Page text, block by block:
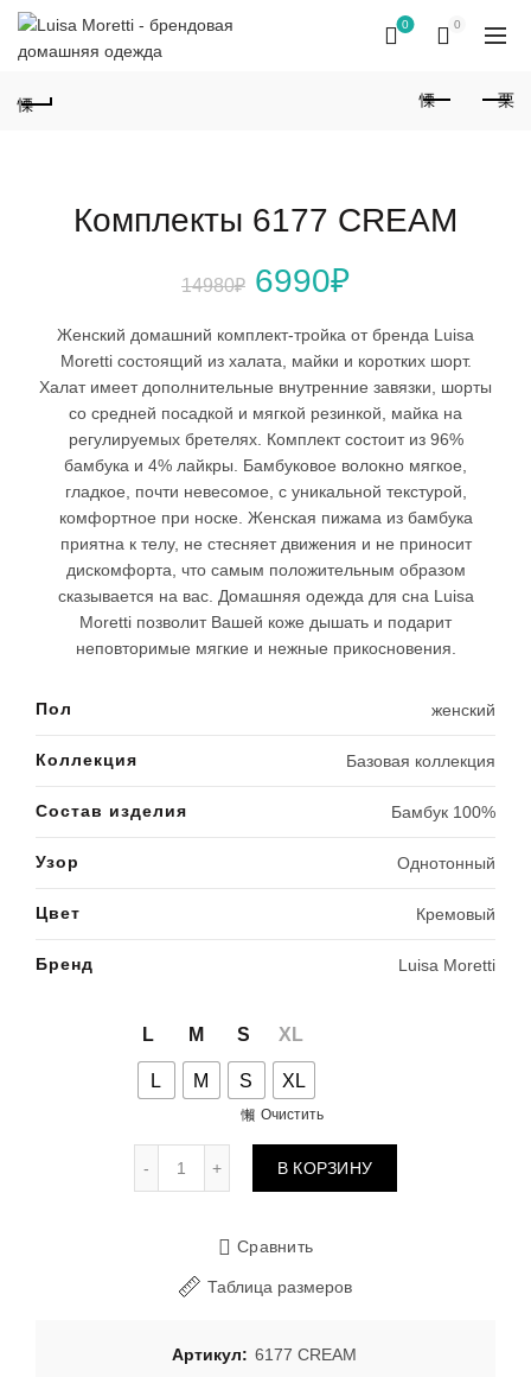
0 0
Комплекты 6177 CREAM
14980₽ Первоначальная
цена
составляла
14980₽.
6990₽Текущая
цена:
6990₽.
Женский домашний комплект-тройка от бренда Luisa
Moretti состоящий из халата, майки и коротких шорт.
Халат имеет дополнительные внутренние завязки, шорты
со средней посадкой и мягкой резинкой, майка на
регулируемых бретелях. Комплект состоит из 96%
бамбука и 4% лайкры. Бамбуковое волокно мягкое,
гладкое, почти невесомое, с уникальной текстурой,
комфортное при носке. Женская пижама из бамбука
приятна к телу, не стесняет движения и не приносит
дискомфорта, что самым положительным образом
сказывается на вас. Домашняя одежда для сна Luisa
Moretti позволит Вашей коже дышать и подарит
неповторимые мягкие и нежные прикосновения.
Пол женский
Коллекция Базовая коллекция
Состав изделия Бамбук 100%
Узор Однотонный
Цвет Кремовый
Бренд Luisa Moretti
L M S XL
L M S XL
Очистить
В КОРЗИНУ
Сравнить
Таблица размеров
Артикул: 6177 CREAM